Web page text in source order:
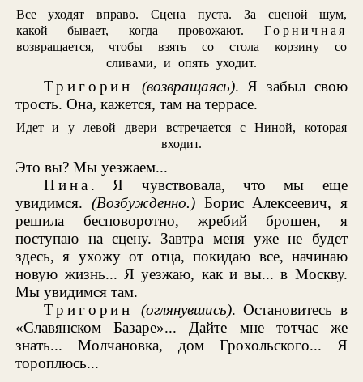
Все уходят вправо. Сцена пуста. За сценой шум,
какой бывает, когда провожают.Горничная
возвращается, чтобы взять со стола корзину со
сливами, и опять уходит.
Тригорин (возвращаясь). Я забыл свою
трость. Она, кажется, там на террасе.
Идет и у левой двери встречается с Ниной, которая
входит.
Это вы? Мы уезжаем...
Нина . Я чувствовала, что мы еще
увидимся. (Возбужденно.)Борис Алексеевич, я
решила бесповоротно, жребий брошен, я
поступаю на сцену. Завтра меня уже не будет
здесь, я ухожу от отца, покидаю все, начинаю
новую жизнь... Я уезжаю, как и вы... в Москву.
Мы увидимся там.
Тригорин
(оглянувшись). Остановитесь в
«Славянском Базаре»... Дайте мне тотчас же
знать... Молчановка, дом Грохольского... Я
тороплюсь...